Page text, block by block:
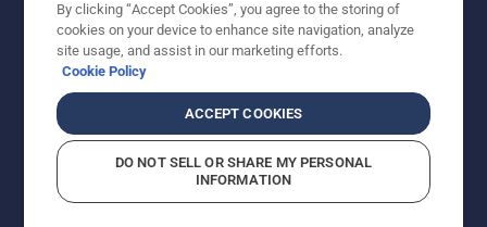
© Husqvarna AB (publ). Todos los derechos
By clicking “Accept Cookies”, you agree to the storing of
cookies on your device to enhance site navigation, analyze
site usage, and assist in our marketing efforts.
Cookie Policy
ACCEPT COOKIES
DO NOT SELL OR SHARE MY PERSONAL
INFORMATION